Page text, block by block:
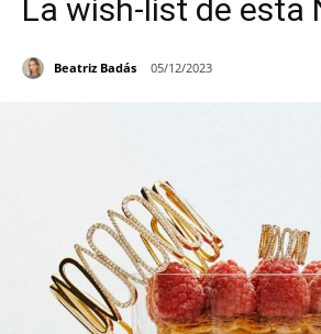
La wish-list de esta
Beatriz Badás 05/12/2023